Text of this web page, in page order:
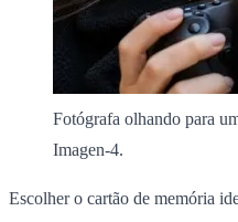
Fotógrafa olhando para
Imagen-4.
Escolher o cartão de memória